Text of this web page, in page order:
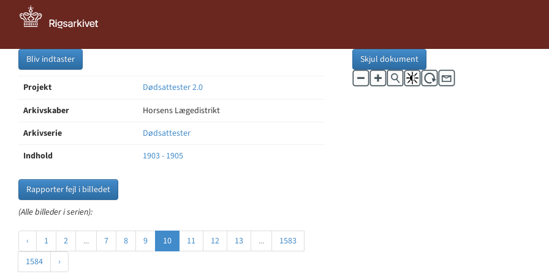
Bliv indtaster
Projekt
Dødsattester 2.0
Arkivskaber
Horsens Lægedistrikt
Arkivserie
Dødsattester
Indhold
1903 - 1905
Rapporter fejl i billedet
(Alle billeder i serien):
‹ 1 2 ... 7 8 9 10 11 12 13 ...
1583
1584
›
Skjul dokument